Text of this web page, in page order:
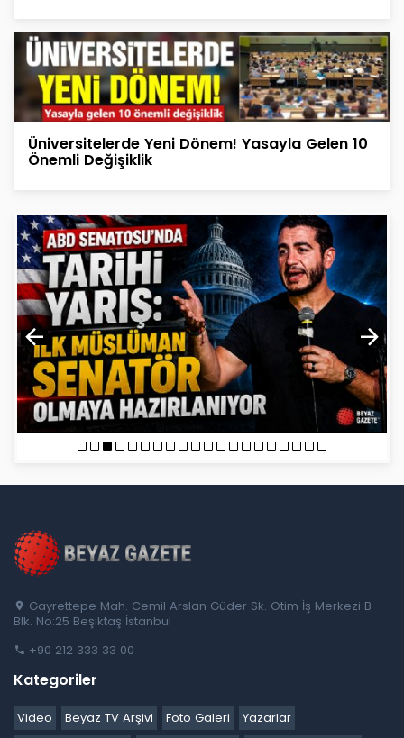
Üniversitelerde Yeni Dönem! Yasayla Gelen 10
Önemli Değişiklik
Gayrettepe Mah. Cemil Arslan Güder Sk. Otim İş Merkezi B
Blk. No:25 Beşiktaş İstanbul
+90 212 333 33 00
Kategoriler
Video Beyaz TV Arşivi Foto Galeri
Yazarlar